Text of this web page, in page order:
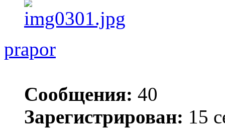
prapor
Сообщения: 40
Зарегистрирован: 15